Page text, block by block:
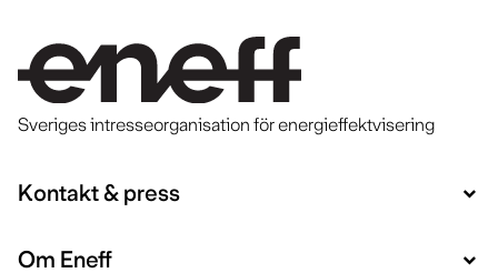
Sveriges intresseorganisation för energieffektvisering
Kontakt & press
Om Eneff